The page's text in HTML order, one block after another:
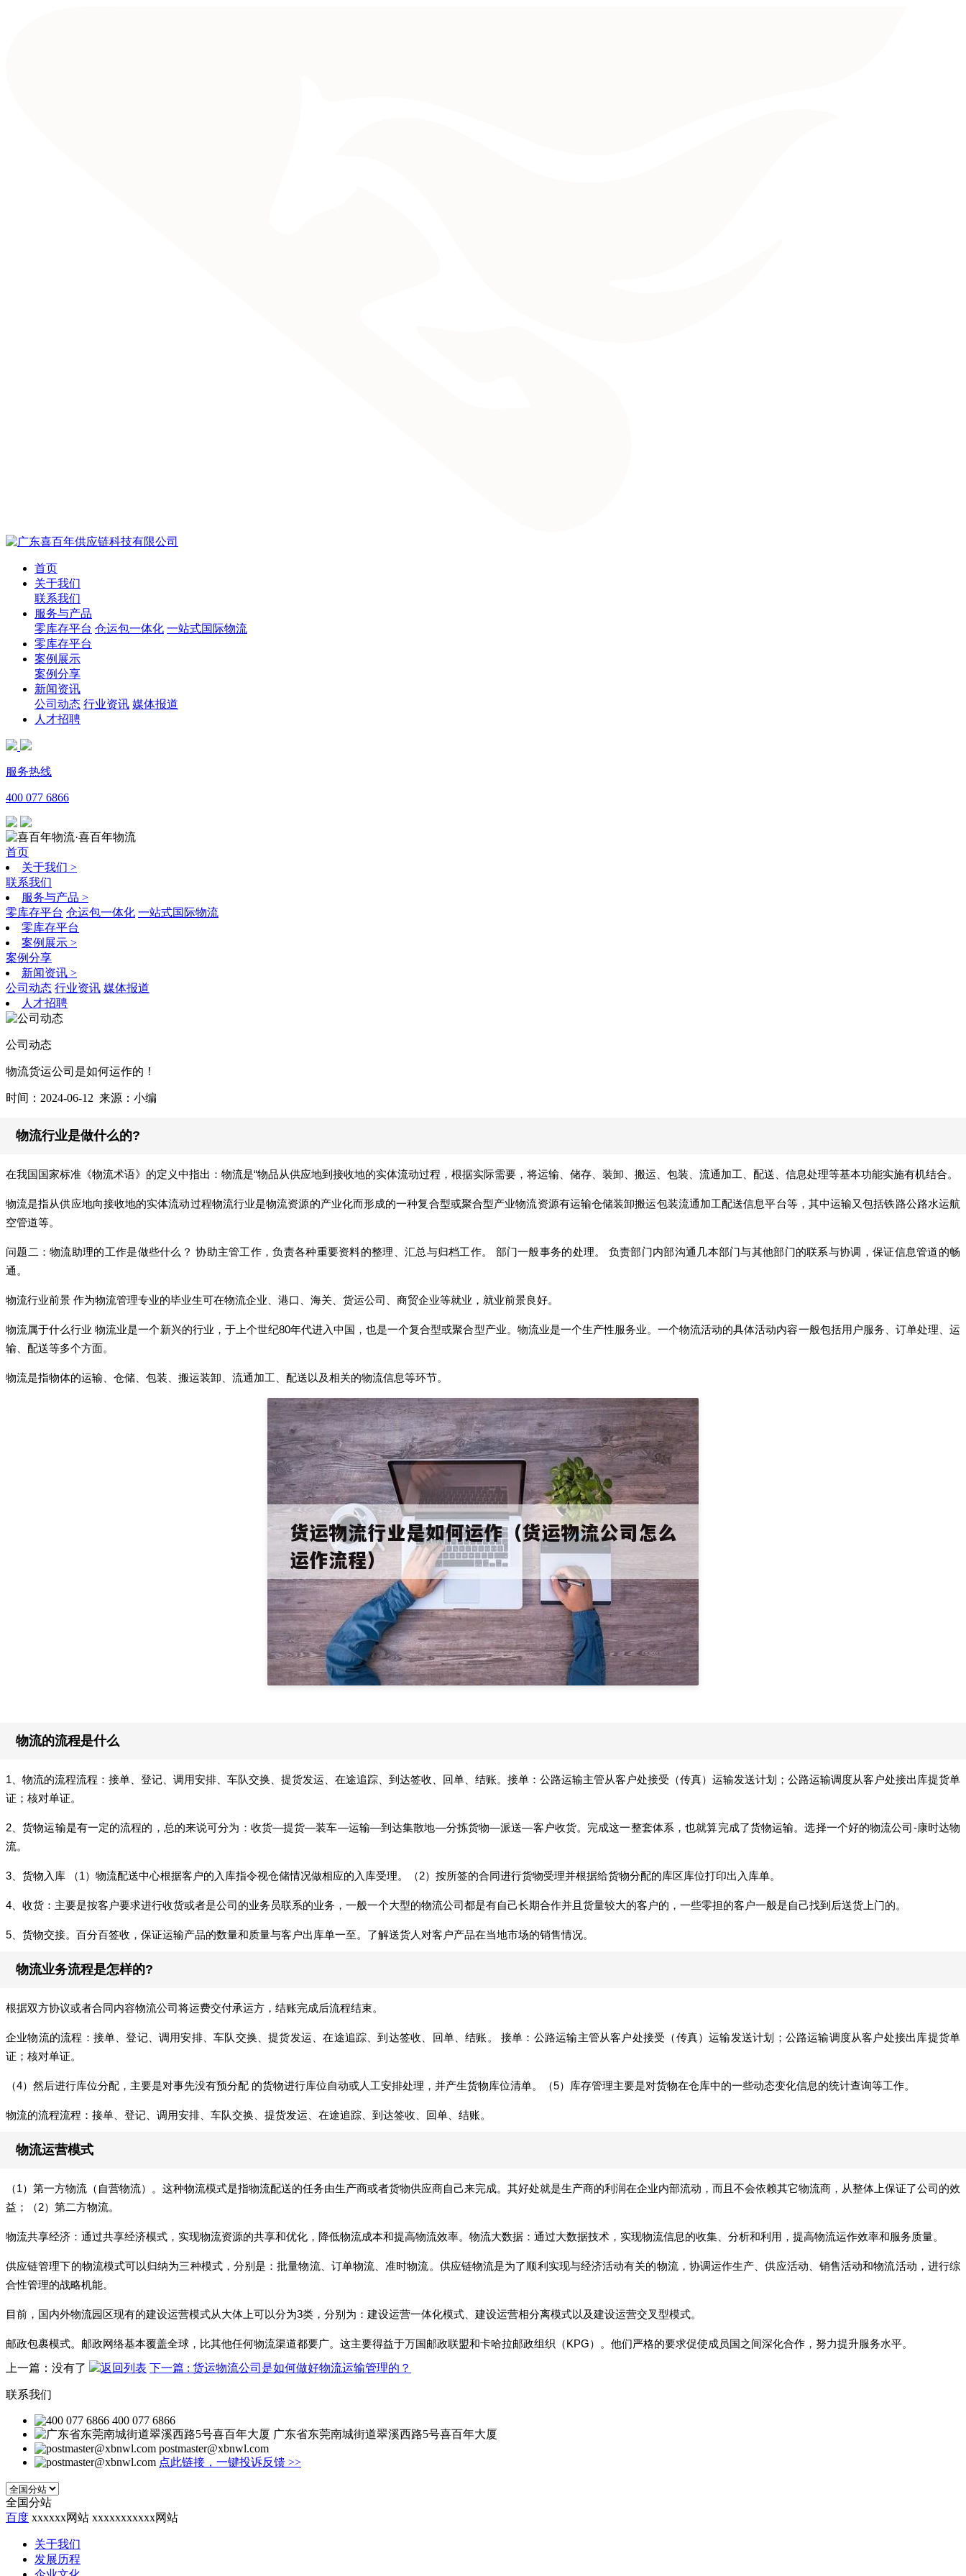
首页
关于我们
联系我们
服务与产品
零库存平台 仓运包一体化 一站式国际物流
零库存平台
案例展示
案例分享
新闻资讯
公司动态 行业资讯 媒体报道
人才招聘
服务热线
400 077 6866
·喜百年物流
首页
关于我们 >
联系我们
服务与产品 >
零库存平台 仓运包一体化 一站式国际物流
零库存平台
案例展示 >
案例分享
新闻资讯 >
公司动态 行业资讯 媒体报道
人才招聘
公司动态
物流货运公司是如何运作的！
时间：2024-06-12 来源：小编
物流行业是做什么的?
在我国国家标准《物流术语》的定义中指出：物流是“物品从供应地到接收地的实体流动过程，根据实际需要，将运输、储存、装卸、搬运、包装、流通加工、配送、信息处理等基本功能实施有机结合。
物流是指从供应地向接收地的实体流动过程物流行业是物流资源的产业化而形成的一种复合型或聚合型产业物流资源有运输仓储装卸搬运包装流通加工配送信息平台等，其中运输又包括铁路公路水运航
空管道等。
问题二：物流助理的工作是做些什么？ 协助主管工作，负责各种重要资料的整理、汇总与归档工作。 部门一般事务的处理。 负责部门内部沟通几本部门与其他部门的联系与协调，保证信息管道的畅
通。
物流行业前景 作为物流管理专业的毕业生可在物流企业、港口、海关、货运公司、商贸企业等就业，就业前景良好。
物流属于什么行业 物流业是一个新兴的行业，于上个世纪80年代进入中国，也是一个复合型或聚合型产业。物流业是一个生产性服务业。一个物流活动的具体活动内容一般包括用户服务、订单处理、运
输、配送等多个方面。
物流是指物体的运输、仓储、包装、搬运装卸、流通加工、配送以及相关的物流信息等环节。
物流的流程是什么
1、物流的流程流程：接单、登记、调用安排、车队交换、提货发运、在途追踪、到达签收、回单、结账。接单：公路运输主管从客户处接受（传真）运输发送计划；公路运输调度从客户处接出库提货单
证；核对单证。
2、货物运输是有一定的流程的，总的来说可分为：收货—提货—装车—运输—到达集散地—分拣货物—派送—客户收货。完成这一整套体系，也就算完成了货物运输。选择一个好的物流公司-康时达物
流。
3、货物入库 （1）物流配送中心根据客户的入库指令视仓储情况做相应的入库受理。（2）按所签的合同进行货物受理并根据给货物分配的库区库位打印出入库单。
4、收货：主要是按客户要求进行收货或者是公司的业务员联系的业务，一般一个大型的物流公司都是有自己长期合作并且货量较大的客户的，一些零担的客户一般是自己找到后送货上门的。
5、货物交接。百分百签收，保证运输产品的数量和质量与客户出库单一至。了解送货人对客户产品在当地市场的销售情况。
物流业务流程是怎样的?
根据双方协议或者合同内容物流公司将运费交付承运方，结账完成后流程结束。
企业物流的流程：接单、登记、调用安排、车队交换、提货发运、在途追踪、到达签收、回单、结账。 接单：公路运输主管从客户处接受（传真）运输发送计划；公路运输调度从客户处接出库提货单
证；核对单证。
（4）然后进行库位分配，主要是对事先没有预分配 的货物进行库位自动或人工安排处理，并产生货物库位清单。（5）库存管理主要是对货物在仓库中的一些动态变化信息的统计查询等工作。
物流的流程流程：接单、登记、调用安排、车队交换、提货发运、在途追踪、到达签收、回单、结账。
物流运营模式
（1）第一方物流（自营物流）。这种物流模式是指物流配送的任务由生产商或者货物供应商自己来完成。其好处就是生产商的利润在企业内部流动，而且不会依赖其它物流商，从整体上保证了公司的效
益；（2）第二方物流。
物流共享经济：通过共享经济模式，实现物流资源的共享和优化，降低物流成本和提高物流效率。物流大数据：通过大数据技术，实现物流信息的收集、分析和利用，提高物流运作效率和服务质量。
供应链管理下的物流模式可以归纳为三种模式，分别是：批量物流、订单物流、准时物流。供应链物流是为了顺利实现与经济活动有关的物流，协调运作生产、供应活动、销售活动和物流活动，进行综
合性管理的战略机能。
目前，国内外物流园区现有的建设运营模式从大体上可以分为3类，分别为：建设运营一体化模式、建设运营相分离模式以及建设运营交叉型模式。
邮政包裹模式。邮政网络基本覆盖全球，比其他任何物流渠道都要广。这主要得益于万国邮政联盟和卡哈拉邮政组织（KPG）。他们严格的要求促使成员国之间深化合作，努力提升服务水平。
上一篇：没有了
返回列表 下一篇 : 货运物流公司是如何做好物流运输管理的？
联系我们
400 077 6866
广东省东莞南城街道翠溪西路5号喜百年大厦
postmaster@xbnwl.com
点此链接，一键投诉反馈 >>
全国分站
百度 xxxxxx网站 xxxxxxxxxxx网站
关于我们
发展历程